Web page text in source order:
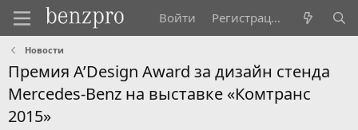
Войти Регистрация
Новости
Премия A’Design Award за дизайн стенда
Mercedes-Benz на выставке «Комтранс
2015»